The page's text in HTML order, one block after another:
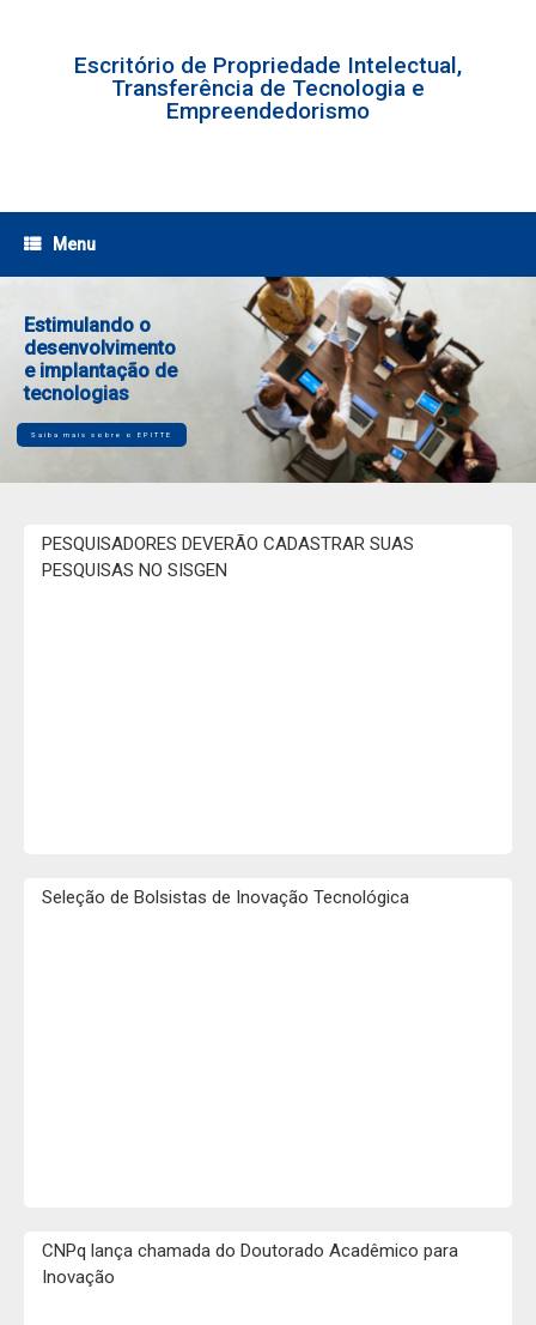
Escritório de Propriedade Intelectual,
Transferência de Tecnologia e
Empreendedorismo
Menu
Estimulando o
desenvolvimento
e implantação de
tecnologias
Saiba mais sobre o EPITTE
PESQUISADORES DEVERÃO CADASTRAR SUAS
PESQUISAS NO SISGEN
Seleção de Bolsistas de Inovação Tecnológica
CNPq lança chamada do Doutorado Acadêmico para
Inovação